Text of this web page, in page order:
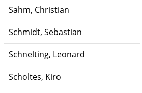
Sahm, Christian
Schmidt, Sebastian
Schnelting, Leonard
Scholtes, Kiro